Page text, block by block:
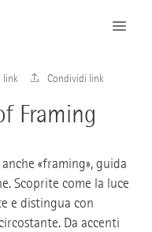
link Condividi link
Framing
«framing», guida
Scoprite come la luce
e distingua con
Da accenti